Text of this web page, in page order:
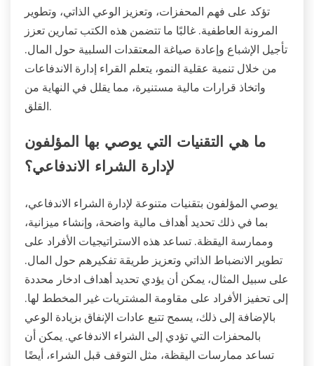
تؤكد على فهم المحفزات، وتعزيز الوعي الذاتي، وتطوير
المرونة العاطفية. غالبًا ما تتضمن هذه الكتب تمارين تعزز
تأجيل الإشباع وإعادة صياغة المعتقدات السلبية حول المال.
من خلال تنمية عقلية النمو، يتعلم القراء إدارة الاندفاعات
واتخاذ قرارات مالية مستنيرة، مما يقلل في النهاية من
القلق.
ما هي التقنيات التي يوصي بها المؤلفون
لإدارة الشراء الاندفاعي؟
يوصي المؤلفون بتقنيات متنوعة لإدارة الشراء الاندفاعي،
بما في ذلك تحديد أهداف مالية واضحة، وإنشاء ميزانية،
وممارسة اليقظة. تساعد هذه الاستراتيجيات الأفراد على
تطوير الانضباط الذاتي وتعزيز طريقة تفكيرهم حول المال.
على سبيل المثال، يمكن أن يؤدي تحديد أهداف ادخار محددة
إلى تحفيز الأفراد على مقاومة المشتريات غير المخطط لها.
بالإضافة إلى ذلك، يسمح تتبع عادات الإنفاق بزيادة الوعي
بالمحفزات التي تؤدي إلى الشراء الاندفاعي. يمكن أن
تساعد ممارسات اليقظة، مثل التوقف قبل الشراء، أيضًا